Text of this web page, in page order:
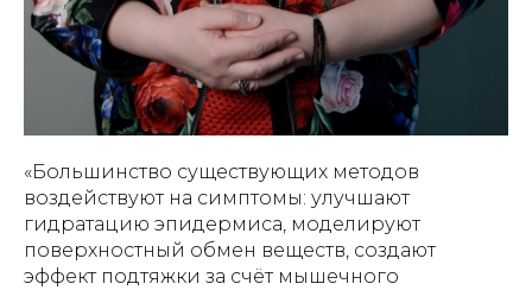
«Большинство существующих методов
воздействуют на симптомы: улучшают
гидратацию эпидермиса, моделируют
поверхностный обмен веществ, создают
эффект подтяжки за счёт мышечного